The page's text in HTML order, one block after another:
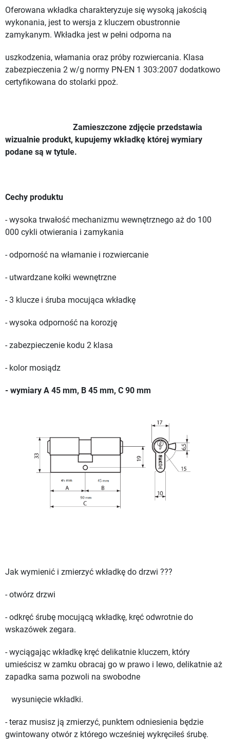
Oferowana wkładka charakteryzuje się wysoką jakością
wykonania, jest to wersja z kluczem obustronnie
zamykanym. Wkładka jest w pełni odporna na
uszkodzenia, włamania oraz próby rozwiercania. Klasa
zabezpieczenia 2 w/g normy PN-EN 1 303:2007 dodatkowo
certyfikowana do stolarki ppoż.
Zamieszczone zdjęcie przedstawia
wizualnie produkt, kupujemy wkładkę której wymiary
podane są w tytule.
Cechy produktu
- wysoka trwałość mechanizmu wewnętrznego aż do 100
000 cykli otwierania i zamykania
- odporność na włamanie i rozwiercanie
- utwardzane kołki wewnętrzne
- 3 klucze i śruba mocująca wkładkę
- wysoka odporność na korozję
- zabezpieczenie kodu 2 klasa
- kolor mosiądz
- wymiary A 45 mm, B 45 mm, C 90 mm
Jak wymienić i zmierzyć wkładkę do drzwi ???
- otwórz drzwi
- odkręć śrubę mocującą wkładkę, kręć odwrotnie do
wskazówek zegara.
- wyciągając wkładkę kręć delikatnie kluczem, który
umieścisz w zamku obracaj go w prawo i lewo, delikatnie aż
zapadka sama pozwoli na swobodne
wysunięcie wkładki.
- teraz musisz ją zmierzyć, punktem odniesienia będzie
gwintowany otwór z którego wcześniej wykręciłeś śrubę.